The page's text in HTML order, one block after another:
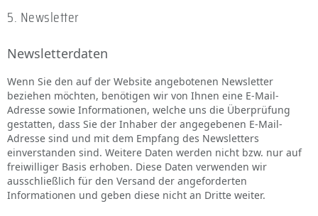
5. Newsletter
Newsletterdaten
Wenn Sie den auf der Website angebotenen Newsletter
beziehen möchten, benötigen wir von Ihnen eine E-Mail-
Adresse sowie Informationen, welche uns die Überprüfung
gestatten, dass Sie der Inhaber der angegebenen E-Mail-
Adresse sind und mit dem Empfang des Newsletters
einverstanden sind. Weitere Daten werden nicht bzw. nur auf
freiwilliger Basis erhoben. Diese Daten verwenden wir
ausschließlich für den Versand der angeforderten
Informationen und geben diese nicht an Dritte weiter.